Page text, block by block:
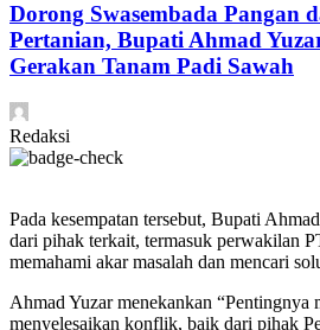
Dorong Swasembada Pangan
Pertanian, Bupati Ahmad
Gerakan Tanam Padi Sawah
Redaksi
Pada kesempatan tersebut, Bupati
dari pihak terkait, termasuk perwakilan
memahami akar masalah dan mencari
Ahmad Yuzar menekankan “Pentingnya
menyelesaikan konflik, baik dari pihak